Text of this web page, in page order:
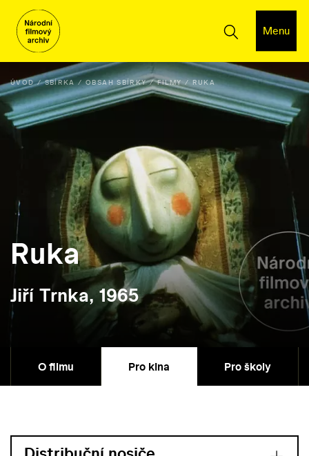
Menu
ÚVOD SBÍRKA OBSAH SBÍRKY FILMY RUKA
Ruka
Jiří Trnka, 1965
O filmu Pro kina Pro školy